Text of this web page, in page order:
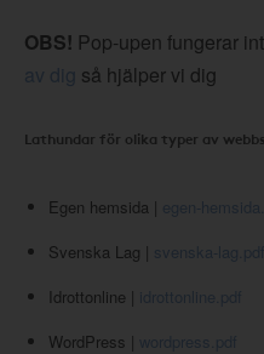
OBS! Pop-upen fungerar
av dig så hjälper vi dig
Lathundar för olika typer av
Egen hemsida |
egen-
Svenska Lag |
svenska-lag.pdf
Idrottonline | idrottonline.pdf
WordPress | wordpress.pdf